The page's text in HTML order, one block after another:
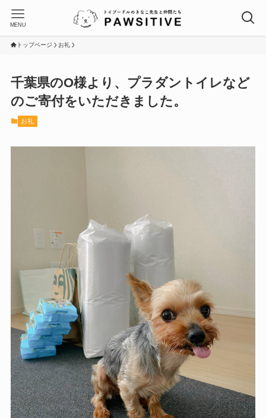
MENU
トップページ お礼
千葉県のO様より、プラダントイレなど
のご寄付をいただきました。
お礼